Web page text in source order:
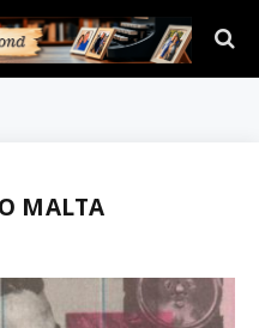
MALTA